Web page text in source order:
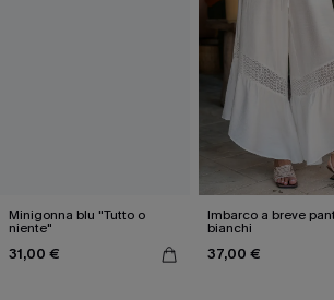
Minigonna blu "Tutto o
niente"
31,00 €
Imbarco a breve
bianchi
37,00 €